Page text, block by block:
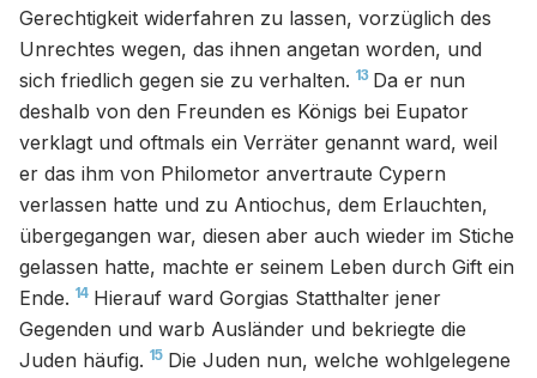
Gerechtigkeit widerfahren zu lassen, vorzüglich des
Unrechtes wegen, das ihnen angetan worden, und
sich friedlich gegen sie zu verhalten. 13 Da er nun
deshalb von den Freunden es Königs bei Eupator
verklagt und oftmals ein Verräter genannt ward, weil
er das ihm von Philometor anvertraute Cypern
verlassen hatte und zu Antiochus, dem Erlauchten,
übergegangen war, diesen aber auch wieder im Stiche
gelassen hatte, machte er seinem Leben durch Gift ein
Ende. 14 Hierauf ward Gorgias Statthalter jener
Gegenden und warb Ausländer und bekriegte die
Juden häufig. 15 Die Juden nun, welche wohlgelegene